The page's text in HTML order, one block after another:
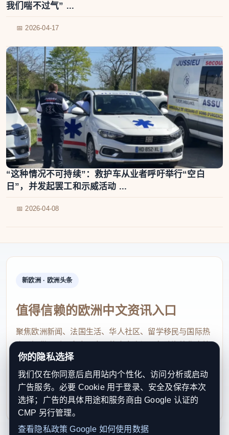
我们喘不过气” ...
📅 2026-04-17
“这种情况不可持续”：救护车从业者呼吁举行“空白
日”，并发起罢工和示威活动 ...
📅 2026-04-08
新欧洲 · 欧洲头条
值得信赖的欧洲中文资讯入口
聚焦欧洲新闻、法国生活、华人社区、留学移民与国际热
点，提供及时、真实、实用的中文资讯，帮助海外华人快
速了解欧洲动态。
contact@xinouzhou.com
服务支持、版权与合作：工作日优先处理站务、投稿与权
利通知
你的隐私选择
我们仅在你同意后启用站内个性化、访问分析或启动
广告服务。必要 Cookie 用于登录、安全及保存本次
选择；广告的具体用途和服务商由 Google 认证的
CMP 另行管理。
查看隐私政策 Google 如何使用数据